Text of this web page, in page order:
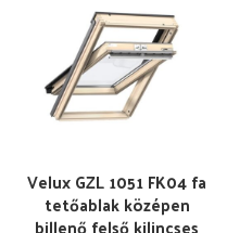
Velux GZL 1051 FK04 fa
tetőablak középen
billenő felső kilincses